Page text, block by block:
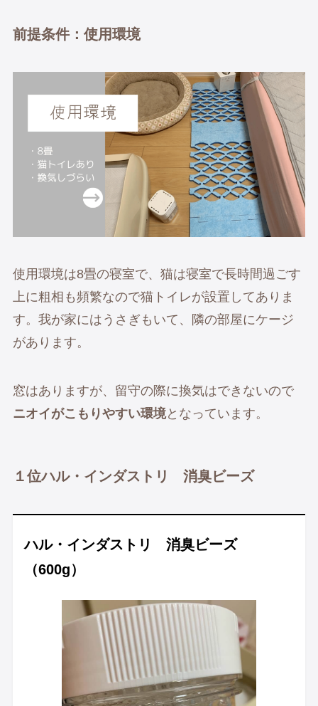
前提条件：使用環境
使用環境は8畳の寝室で、猫は寝室で長時間過ごす
上に粗相も頻繁なので猫トイレが設置してありま
す。我が家にはうさぎもいて、隣の部屋にケージ
があります。
窓はありますが、留守の際に換気はできないので
ニオイがこもりやすい環境となっています。
１位ハル・インダストリ 消臭ビーズ
ハル・インダストリ 消臭ビーズ
（600g）